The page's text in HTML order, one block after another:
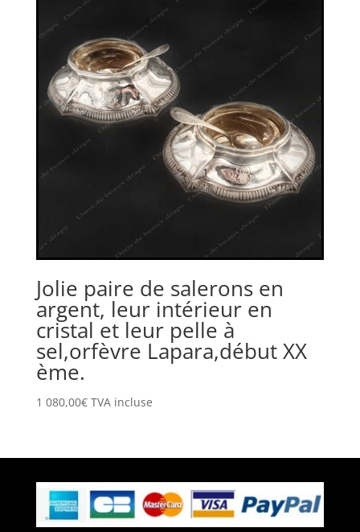
Jolie paire de salerons en
argent, leur intérieur en
cristal et leur pelle à
sel,orfèvre Lapara,début XX
ème.
1 080,00€ TVA incluse